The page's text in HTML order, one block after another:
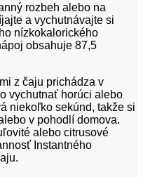
rozbeh alebo na
a vychutnávajte si
nízkokalorického
obsahuje 87,5
z čaju prichádza v
vychutnať horúci alebo
niekoľko sekúnd, takže si
v pohodlí domova.
alebo citrusové
Instantného